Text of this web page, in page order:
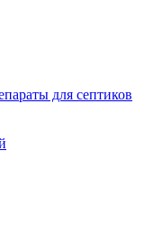
для септиков